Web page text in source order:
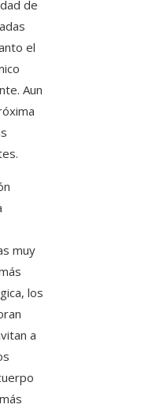
de
el
Aun
muy
los
a